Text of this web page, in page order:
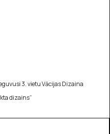
3. vietu Vācijas Dizaina
dizains”